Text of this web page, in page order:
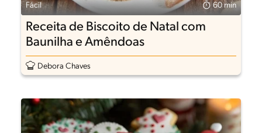
Fácil 60 min
Receita de Biscoito de Natal com
Baunilha e Amêndoas
Debora Chaves